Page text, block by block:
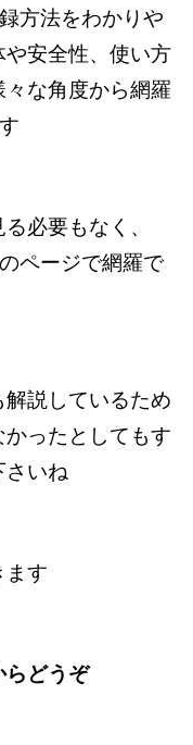
方法をわかりや
安全性、使い方
な角度から網羅
必要もなく、
ページで網羅で
解説しているため
ったとしてもす
さいね
ます
らどうぞ